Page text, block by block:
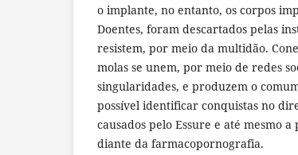
o implante, no entanto, os corpos
Doentes, foram descartados pelas
resistem, por meio da multidão.
molas se unem, por meio de redes
singularidades, e produzem o
possível identificar conquistas no
causados pelo Essure e até mesmo
diante da farmacopornografia.